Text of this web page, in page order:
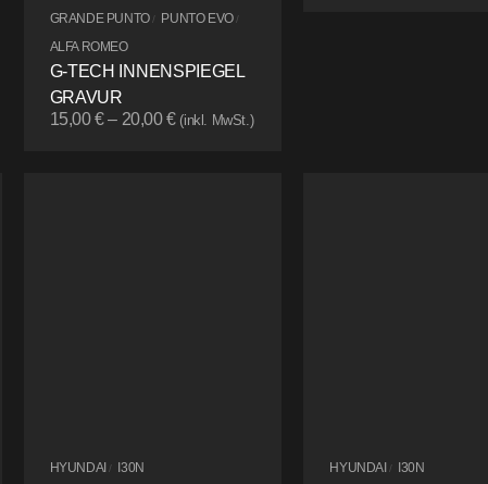
GRANDE PUNTO / PUNTO EVO/
ALFA ROMEO
G-TECH INNENSPIEGEL
GRAVUR
15,00€– 20,00€ (inkl. MwSt.)
HYUNDAI / I30N HYUNDAI / I30N